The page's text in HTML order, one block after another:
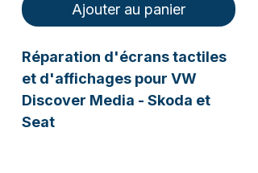
Ajouter au panier
Réparation d'écrans tactiles
et d'affichages pour VW
Discover Media - Skoda et
Seat